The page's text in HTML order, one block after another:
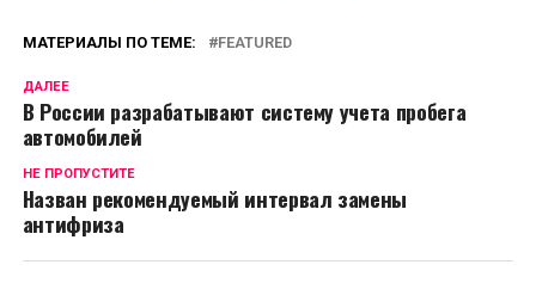
МАТЕРИАЛЫ ПО ТЕМЕ: FEATURED
ДАЛЕЕ
В России разрабатывают систему учета пробега
автомобилей
НЕ ПРОПУСТИТЕ
Назван рекомендуемый интервал замены
антифриза